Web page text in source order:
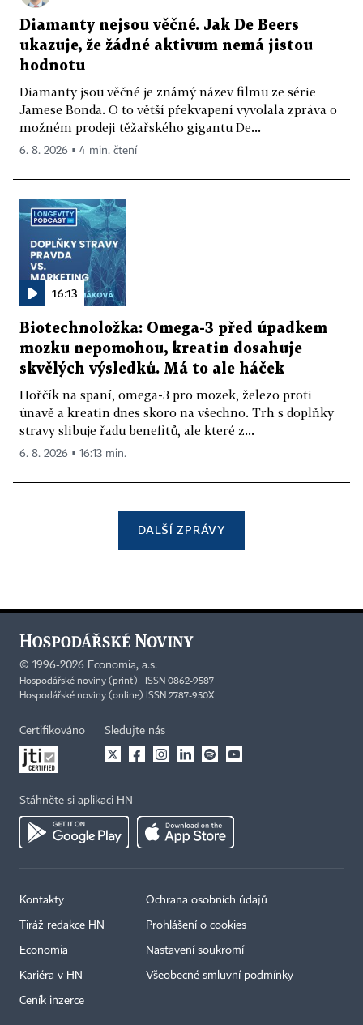
Diamanty nejsou věčné. Jak De Beers
ukazuje, že žádné aktivum nemá jistou
hodnotu
Diamanty jsou věčné je známý název filmu ze série
Jamese Bonda. O to větší překvapení vyvolala zpráva o
možném prodeji těžařského gigantu De...
6. 8. 2026 ▪ 4 min. čtení
16:13
Biotechnoložka: Omega-3 před úpadkem
mozku nepomohou, kreatin dosahuje
skvělých výsledků. Má to ale háček
Hořčík na spaní, omega-3 pro mozek, železo proti
únavě a kreatin dnes skoro na všechno. Trh s doplňky
stravy slibuje řadu benefitů, ale které z...
6. 8. 2026 ▪ 16:13 min.
DALŠÍ ZPRÁVY
© 1996-2026 Economia, a.s.
Hospodářské noviny (print) ISSN 0862-9587
Hospodářské noviny (online) ISSN 2787-950X
Certifikováno Sledujte nás
Stáhněte si aplikaci HN
Kontakty
Tiráž redakce HN
Economia
Kariéra v HN
Ceník inzerce
Ochrana osobních údajů
Prohlášení o cookies
Nastavení soukromí
Všeobecné smluvní podmínky